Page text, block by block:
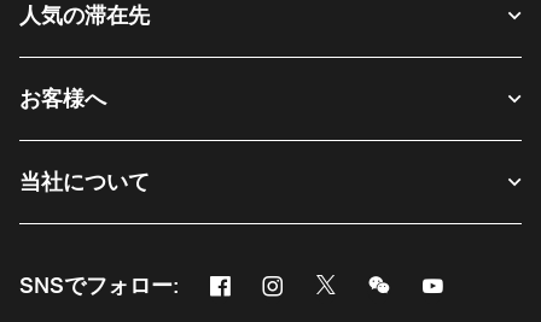
人気の滞在先
お客様へ
当社について
SNSでフォロー: Facebook
新しいウィンドウで開く
Instagram
新しいウィンドウで開く
Twitter
新しいウィンドウで開く
Messenger
新しいウィンドウ
新しいウィ